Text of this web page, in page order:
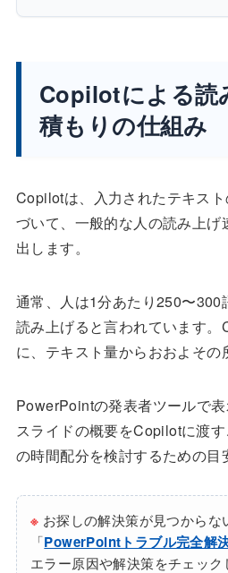
Copilotによる読
積もりの仕組み
Copilotは、入力されたテキス
づいて、一般的な人の読み上
出します。
通常、人は1分あたり250〜300
読み上げると言われています
に、テキスト量からおおよその
PowerPointの発表者ツールで表
スライドの概要をCopilotに渡
の時間配分を検討するための目
※ お探しの解決策が見つからな
「PowerPointトラブル完全解
エラー原因や解決策をチェック